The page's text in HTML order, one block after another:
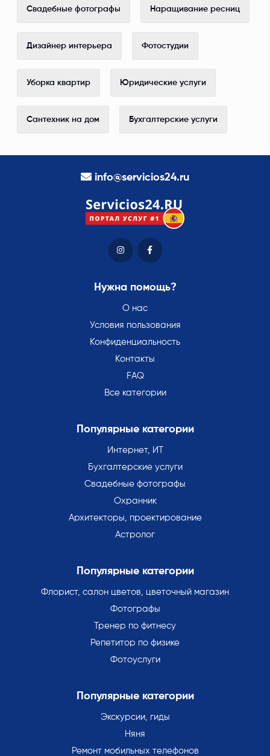
Свадебные фотографы Наращивание ресниц
Дизайнер интерьера Фотостудии
Уборка квартир Юридические услуги
Сантехник на дом Бухгалтерские услуги
info@servicios24.ru
Нужна помощь?
О нас
Условия пользования
Конфиденциальность
Контакты
FAQ
Все категории
Популярные категории
Интернет, ИТ
Бухгалтерские услуги
Свадебные фотографы
Охранник
Архитекторы, проектирование
Астролог
Популярные категории
Флорист, салон цветов, цветочный магазин
Фотографы
Тренер по фитнесу
Репетитор по физике
Фотоуслуги
Популярные категории
Экскурсии, гиды
Няня
Ремонт мобильных телефонов